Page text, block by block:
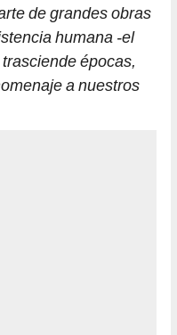
de grandes obras
humana -el
épocas,
a nuestros